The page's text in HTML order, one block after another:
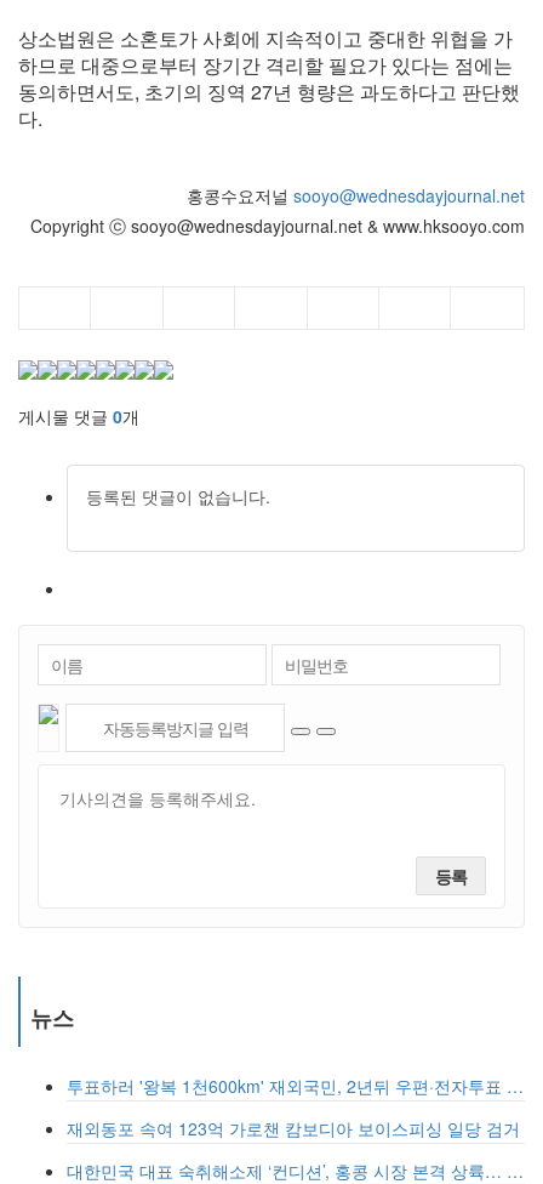
상소법원은 소혼토가 사회에 지속적이고 중대한 위협을 가
하므로 대중으로부터 장기간 격리할 필요가 있다는 점에는
동의하면서도, 초기의 징역 27년 형량은 과도하다고 판단했
다.
홍콩수요저널 sooyo@wednesdayjournal.net
Copyright ⓒ sooyo@wednesdayjournal.net & www.hksooyo.com
게시물 댓글 0개
등록된 댓글이 없습니다.
등록
뉴스
투표하러 '왕복 1천600km' 재외국민, 2년뒤 우편·전자투표 할까
재외동포 속여 123억 가로챈 캄보디아 보이스피싱 일당 검거
대한민국 대표 숙취해소제 ‘컨디션’, 홍콩 시장 본격 상륙… 왓슨스 입점 기념 할인 행사 진행